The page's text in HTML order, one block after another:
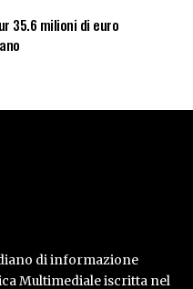
35.6 milioni di euro
di informazione
Multimediale iscritta nel